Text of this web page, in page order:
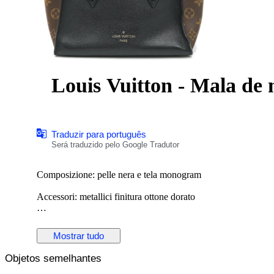
Louis Vuitton - Mala de
Traduzir para português
Será traduzido pelo Google Tradutor
Composizione: pelle nera e tela monogram
Accessori: metallici finitura ottone dorato
Chiusura a scatto
Borsa tipo shopping, si porta a mano o a spalla
Mostrar tudo
Objetos semelhantes